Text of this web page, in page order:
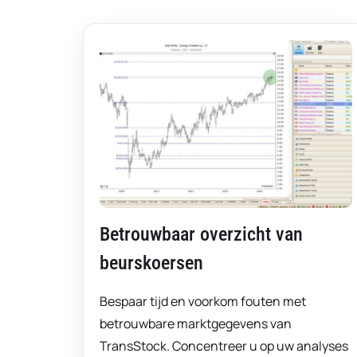
Betrouwbaar overzicht van
beurskoersen
Bespaar tijd en voorkom fouten met
betrouwbare marktgegevens van
TransStock. Concentreer u op uw analyses